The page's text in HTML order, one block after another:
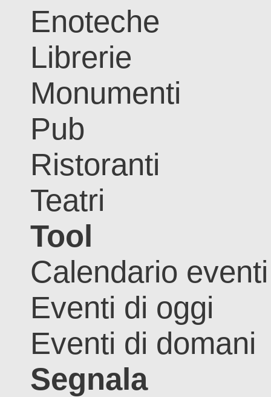
Enoteche
Librerie
Monumenti
Pub
Ristoranti
Teatri
Tool
Calendario eventi
Eventi di oggi
Eventi di domani
Segnala